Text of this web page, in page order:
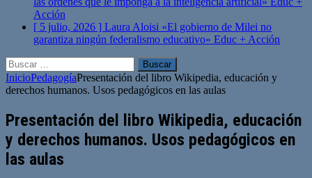
Acción
[ 5 julio, 2026 ] Laura Aloisi «El gobierno de Milei no
garantiza ningún federalismo educativo» Educ + Acción
Buscar:
InicioPedagogíaPresentación del libro Wikipedia, educación y
derechos humanos. Usos pedagógicos en las aulas
Presentación del libro Wikipedia, educación
y derechos humanos. Usos pedagógicos en
las aulas